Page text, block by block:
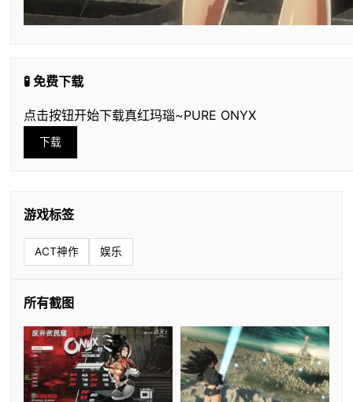
🧪 免费下载
点击按钮开始下载真红玛瑙~PURE ONYX
下载
游戏标签
ACT神作 娱乐
所有截图